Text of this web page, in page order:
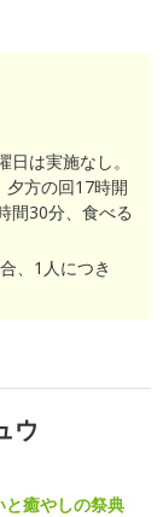
は実施なし。
夕方の回17時開
間30分、食べる
、1人につき
ウ
癒やしの祭典